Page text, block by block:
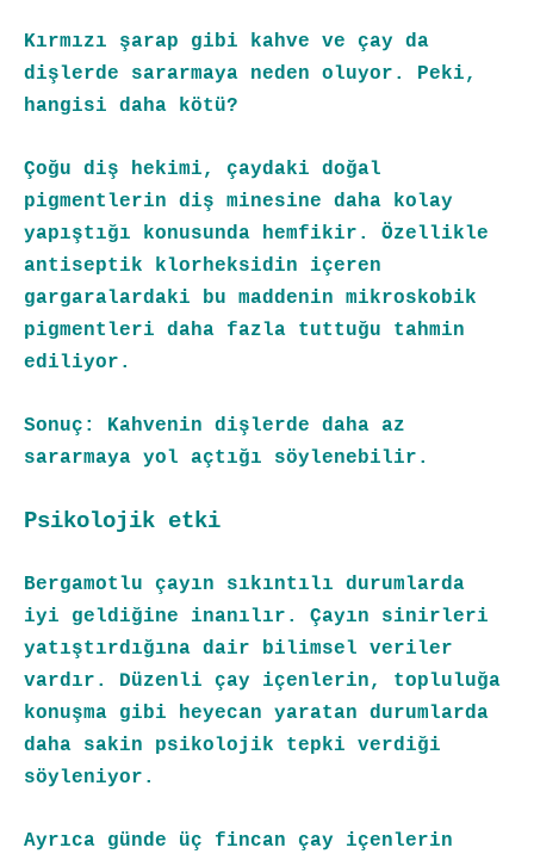
Kırmızı şarap gibi kahve ve çay da
dişlerde sararmaya neden oluyor. Peki,
hangisi daha kötü?
Çoğu diş hekimi, çaydaki doğal
pigmentlerin diş minesine daha kolay
yapıştığı konusunda hemfikir. Özellikle
antiseptik klorheksidin içeren
gargaralardaki bu maddenin mikroskobik
pigmentleri daha fazla tuttuğu tahmin
ediliyor.
Sonuç: Kahvenin dişlerde daha az
sararmaya yol açtığı söylenebilir.
Psikolojik etki
Bergamotlu çayın sıkıntılı durumlarda
iyi geldiğine inanılır. Çayın sinirleri
yatıştırdığına dair bilimsel veriler
vardır. Düzenli çay içenlerin, topluluğa
konuşma gibi heyecan yaratan durumlarda
daha sakin psikolojik tepki verdiği
söyleniyor.
Ayrıca günde üç fincan çay içenlerin